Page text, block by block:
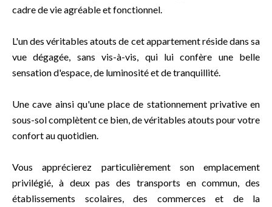
cadre de vie agréable et fonctionnel.
L'un des véritables atouts de cet appartement réside dans sa
vue dégagée, sans vis-à-vis, qui lui confère une belle
sensation d'espace, de luminosité et de tranquillité.
Une cave ainsi qu'une place de stationnement privative en
sous-sol complètent ce bien, de véritables atouts pour votre
confort au quotidien.
Vous apprécierez particulièrement son emplacement
privilégié, à deux pas des transports en commun, des
établissements scolaires, des commerces et de la